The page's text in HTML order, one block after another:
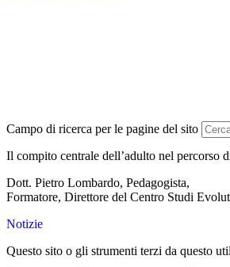
Campo di ricerca per le pagine del sito
Il compito centrale dell’adulto nel percorso
Dott. Pietro Lombardo, Pedagogista,
Formatore, Direttore del Centro Studi
Notizie
Questo sito o gli strumenti terzi da questo